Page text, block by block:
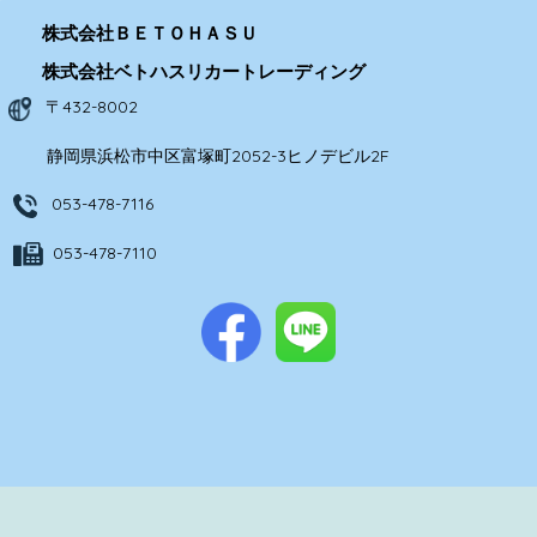
株式会社ＢＥＴＯＨＡＳＵ
株式会社ベトハスリカートレーディング
〒432-8002
静岡県浜松市中区富塚町2052-3ヒノデビル2F
053-478-7116
053-478-7110